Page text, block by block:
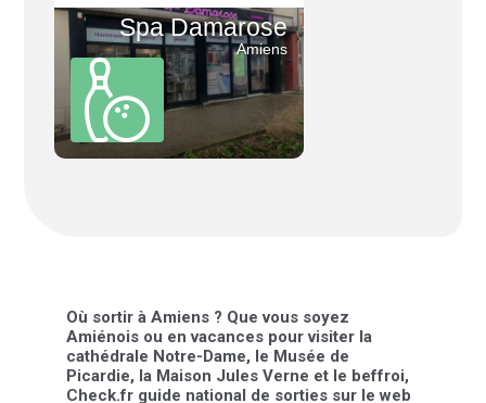
Spa Damarose
Amiens
Où sortir à Amiens ? Que vous soyez
Amiénois ou en vacances pour visiter la
cathédrale Notre-Dame, le Musée de
Picardie, la Maison Jules Verne et le beffroi,
Check.fr guide national de sorties sur le web